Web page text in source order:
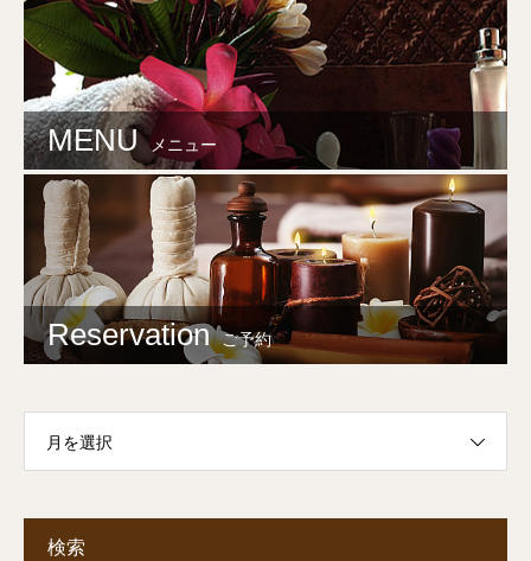
MENU メニュー
Reservation ご予約
月を選択
検索